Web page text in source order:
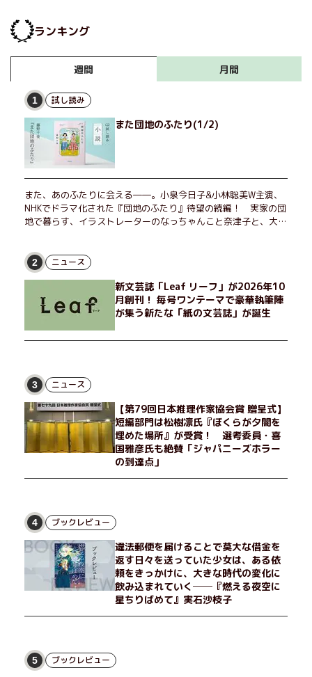
ランキング
週間 月間
1 試し読み
また団地のふたり(1/2)
また、あのふたりに会える――。小泉今日子&小林聡美W主演、
NHKでドラマ化された『団地のふたり』待望の続編！ 実家の団
地で暮らす、イラストレーターのなっちゃんこと奈津子と、大学
げたり、部屋でふたりだけの「台湾映画祭」を催したり。50代
独身、幼なじみの変わらぬ友情とささやかな幸せの日々を描く。
2 ニュース
新文芸誌「Leaf リーフ」が2026年10
月創刊！ 毎号ワンテーマで豪華執筆陣
が集う新たな「紙の文芸誌」が誕生
3 ニュース
【第79回日本推理作家協会賞 贈呈式】
短編部門は松樹凛氏『ぼくらが夕闇を
埋めた場所』が受賞！ 選考委員・喜
国雅彦氏も絶賛「ジャパニーズホラー
の到達点」
4 ブックレビュー
違法郵便を届けることで莫大な借金を
返す日々を送っていた少女は、ある依
頼をきっかけに、大きな時代の変化に
飲み込まれていく──『燃える夜空に
星ちりばめて』実石沙枝子
5 ブックレビュー